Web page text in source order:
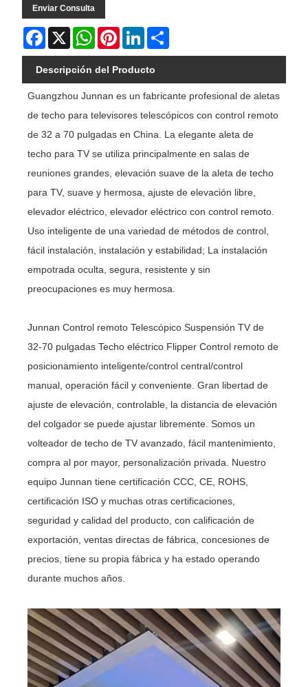
Enviar Consulta
Facebook
X WhatsAppPinterestLinkedIn
Descripción del Producto
Guangzhou Junnan es un fabricante profesional de aletas
de techo para televisores telescópicos con control remoto
de 32 a 70 pulgadas en China. La elegante aleta de
techo para TV se utiliza principalmente en salas de
reuniones grandes, elevación suave de la aleta de techo
para TV, suave y hermosa, ajuste de elevación libre,
elevador eléctrico, elevador eléctrico con control remoto.
Uso inteligente de una variedad de métodos de control,
fácil instalación, instalación y estabilidad; La instalación
empotrada oculta, segura, resistente y sin
preocupaciones es muy hermosa.
Junnan Control remoto Telescópico Suspensión TV de
32-70 pulgadas Techo eléctrico Flipper Control remoto de
posicionamiento inteligente/control central/control
manual, operación fácil y conveniente. Gran libertad de
ajuste de elevación, controlable, la distancia de elevación
del colgador se puede ajustar libremente. Somos un
volteador de techo de TV avanzado, fácil mantenimiento,
compra al por mayor, personalización privada. Nuestro
equipo Junnan tiene certificación CCC, CE, ROHS,
certificación ISO y muchas otras certificaciones,
seguridad y calidad del producto, con calificación de
exportación, ventas directas de fábrica, concesiones de
precios, tiene su propia fábrica y ha estado operando
durante muchos años.